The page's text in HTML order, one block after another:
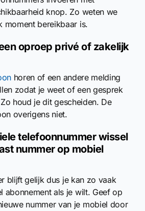
knop. Zo weten we
moment bereikbaar is.
oproep privé of zakelijk
horen of een andere melding
zodat je weet of een gesprek
houd je dit gescheiden. De
overigens niet.
telefoonnummer wissel
nummer op mobiel
blijft gelijk dus je kan zo vaak
abonnement als je wilt. Geef op
nummer van je mobiel door